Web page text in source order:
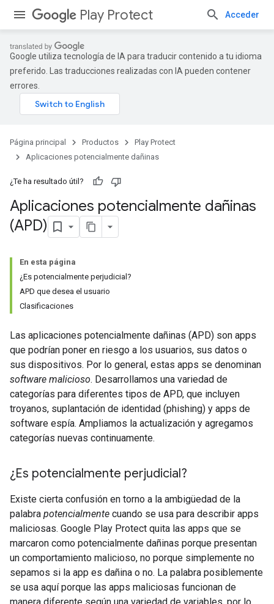
Play Protect Acceder
Google utiliza tecnología de IA para traducir contenido a tu idioma
preferido. Las traducciones realizadas con IA pueden contener
errores.
Página principal Productos
Play Protect
Aplicaciones potencialmente dañinas
¿Te ha resultado útil?
Aplicaciones potencialmente dañinas
(APD)
En esta página
¿Es potencialmente perjudicial?
APD que desea el usuario
Clasificaciones
Las aplicaciones potencialmente dañinas (APD) son apps
que podrían poner en riesgo a los usuarios, sus datos o
sus dispositivos. Por lo general, estas apps se denominan
software malicioso. Desarrollamos una variedad de
categorías para diferentes tipos de APD, que incluyen
troyanos, suplantación de identidad (phishing) y apps de
software espía. Ampliamos la actualización y agregamos
categorías nuevas continuamente.
¿Es potencialmente perjudicial?
Existe cierta confusión en torno a la ambigüedad de la
palabra potencialmente cuando se usa para describir apps
maliciosas. Google Play Protect quita las apps que se
marcaron como potencialmente dañinas porque presentan
un comportamiento malicioso, no porque simplemente no
sepamos si la app es dañina o no. La palabra posiblemente
se usa aquí porque las apps maliciosas funcionan de